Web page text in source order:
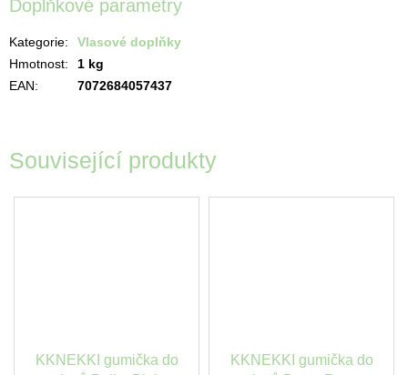
Související produkty
KKNEKKI gumička do
KKNEKKI gumička do
Doplňkové parametry
Kategorie:
Vlasové doplňky
Hmotnost:
1 kg
EAN: 7072684057437